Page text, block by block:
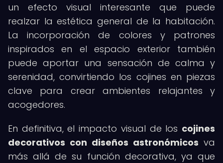
un efecto visual interesante que puede
realzar la estética general de la habitación.
La incorporación de colores y patrones
inspirados en el espacio exterior también
puede aportar una sensación de calma y
serenidad, convirtiendo los cojines en piezas
clave para crear ambientes relajantes y
acogedores.
En definitiva, el impacto visual de los cojines
decorativos con diseños astronómicos va
más allá de su función decorativa, ya que